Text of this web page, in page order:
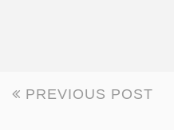
PREVIOUS POST